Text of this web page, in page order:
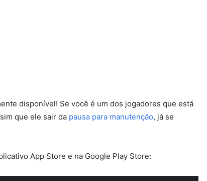
disponível! Se você é um dos jogadores que está
que ele sair da pausa para manutenção, já se
App Store e na Google Play Store: